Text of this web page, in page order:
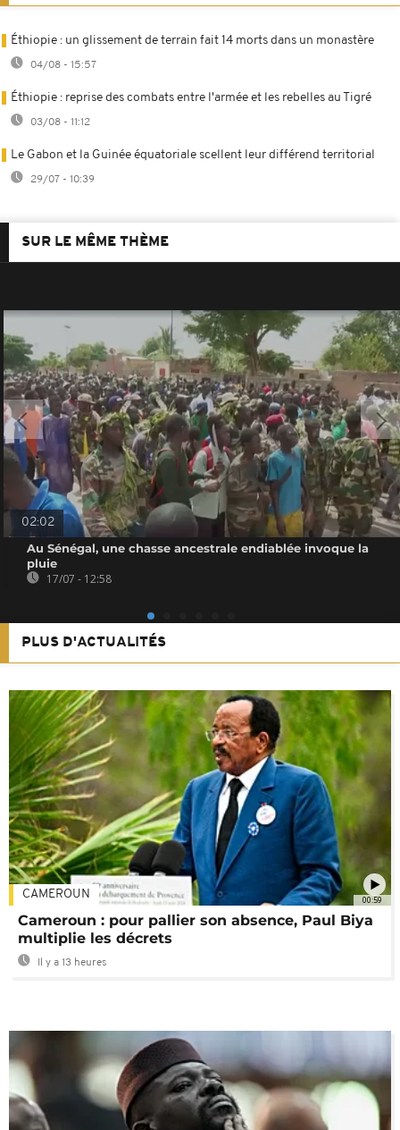
Éthiopie : un glissement de terrain fait 14 morts dans un monastère
04/08 - 15:57
Éthiopie : reprise des combats entre l'armée et les rebelles au Tigré
03/08 - 11:12
Le Gabon et la Guinée équatoriale scellent leur différend territorial
29/07 - 10:39
SUR LE MÊME THÈME
02:02
Au Sénégal, une chasse ancestrale endiablée invoque la
pluie
17/07 - 12:58
PLUS D'ACTUALITÉS
00:59
CAMEROUN
Cameroun : pour pallier son absence, Paul Biya
multiplie les décrets
Il y a 13 heures